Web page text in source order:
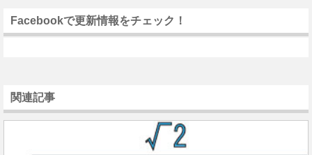
Facebookで更新情報をチェック！
関連記事